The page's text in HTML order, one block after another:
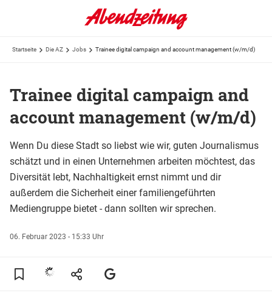
Startseite Die AZ Jobs Trainee digital campaign and account management (w/m/d)
Trainee digital campaign and
account management (w/m/d)
Wenn Du diese Stadt so liebst wie wir, guten Journalismus
schätzt und in einen Unternehmen arbeiten möchtest, das
Diversität lebt, Nachhaltigkeit ernst nimmt und dir
außerdem die Sicherheit einer familiengeführten
Mediengruppe bietet - dann sollten wir sprechen.
06. Februar 2023 - 15:33 Uhr